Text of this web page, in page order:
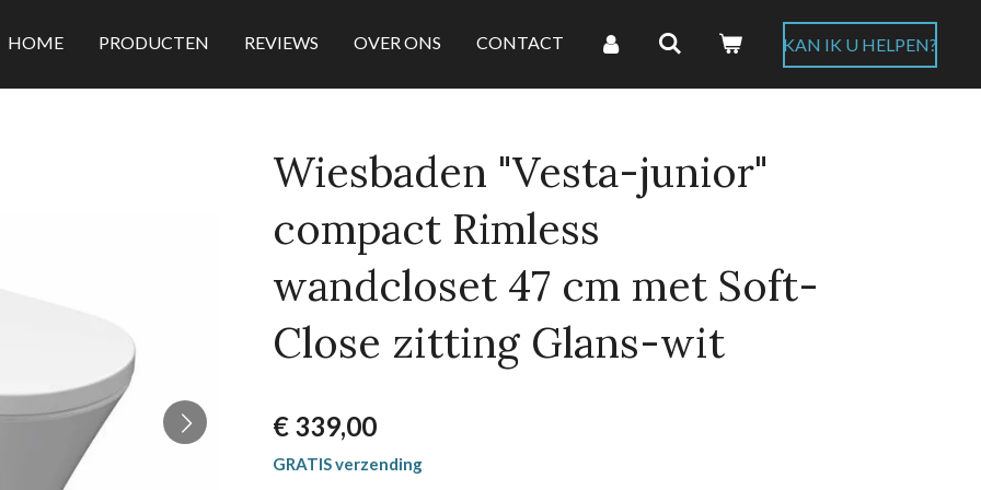
HOME PRODUCTEN REVIEWS OVER ONS CONTACT KAN IK U HELPEN?
Wiesbaden "Vesta-junior"
compact Rimless
wandcloset 47 cm met Soft-
Close zitting Glans-wit
€ 339,00
GRATIS verzending